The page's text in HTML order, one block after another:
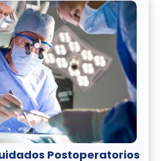
Postoperatorios